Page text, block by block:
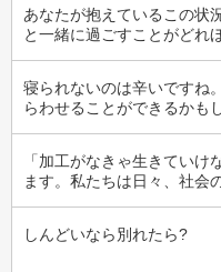
あなたが抱えているこの状
と一緒に過ごすことがどれ
寝られないのは辛いですね
らわせることができるかも
「加工がなきゃ生きていけ
ます。私たちは日々、社会
しんどいなら別れたら?